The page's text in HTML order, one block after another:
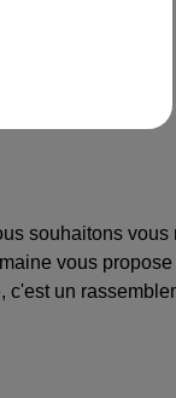
souhaitons
vous
un